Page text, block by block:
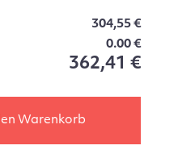
304,55 €
0.00 €
362,41 €
Warenkorb